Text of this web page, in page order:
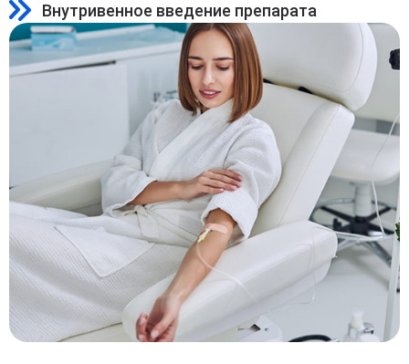
Внутривенное введение препарата